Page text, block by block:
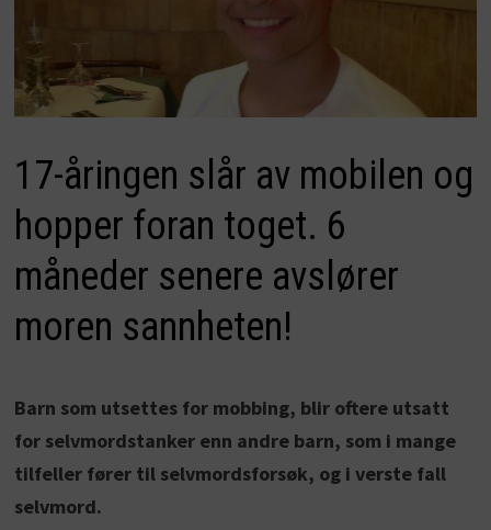
17-åringen slår av mobilen og
hopper foran toget. 6
måneder senere avslører
moren sannheten!
Barn som utsettes for mobbing, blir oftere utsatt
for selvmordstanker enn andre barn, som i mange
tilfeller fører til selvmordsforsøk, og i verste fall
selvmord.